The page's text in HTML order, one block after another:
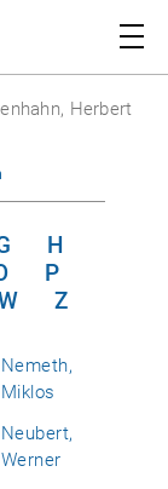
Herbert
H
P
Z
Nemeth,
Miklos
Neubert,
Werner